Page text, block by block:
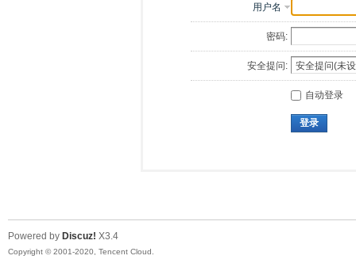
用户名
密码:
安全提问:
自动登录
登录
Powered by Discuz! X3.4
Copyright © 2001-2020, Tencent Cloud.